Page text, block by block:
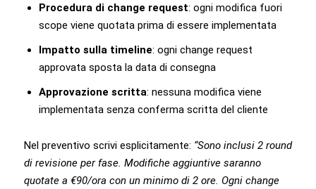
Procedura di change request: ogni modifica fuori
scope viene quotata prima di essere implementata
Impatto sulla timeline: ogni change request
approvata sposta la data di consegna
Approvazione scritta: nessuna modifica viene
implementata senza conferma scritta del cliente
Nel preventivo scrivi esplicitamente: “Sono inclusi 2 round
di revisione per fase. Modifiche aggiuntive saranno
quotate a €90/ora con un minimo di 2 ore. Ogni change